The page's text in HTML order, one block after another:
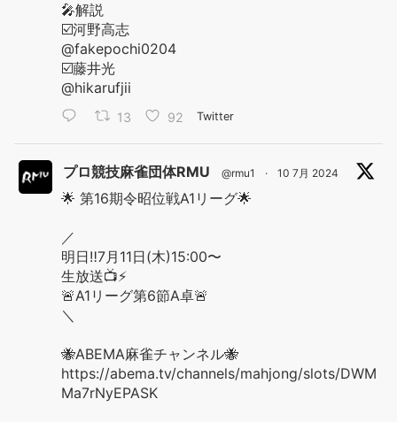
🎤解説
☑️河野高志
@fakepochi0204
☑️藤井光
@hikarufjii
13 92 Twitter
プロ競技麻雀団体RMU @rmu1 · 10 7月 2024
🌟 第16期令昭位戦A1リーグ🌟
／
明日‼️7月11日(木)15:00〜
生放送📺⚡️
🚨A1リーグ第6節A卓🚨
＼
🐝ABEMA麻雀チャンネル🐝
https://abema.tv/channels/mahjong/slots/DWM
Ma7rNyEPASK